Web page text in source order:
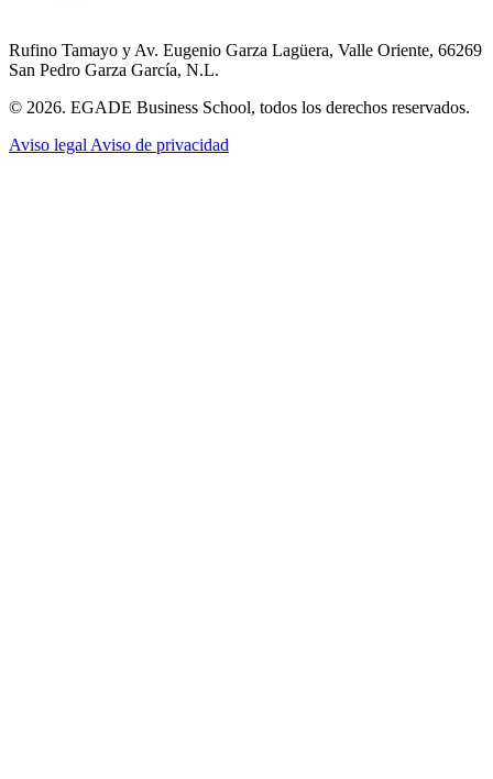
Rufino Tamayo y Av. Eugenio Garza Lagüera, Valle Oriente, 66269
San Pedro Garza García, N.L.
© 2026. EGADE Business School, todos los derechos reservados.
Aviso legal Aviso de privacidad